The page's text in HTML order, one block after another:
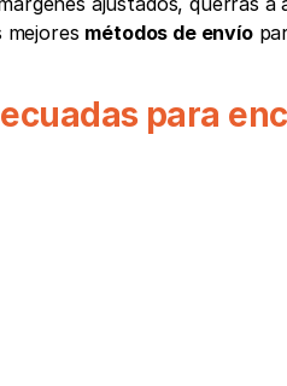
métodos de envío
para